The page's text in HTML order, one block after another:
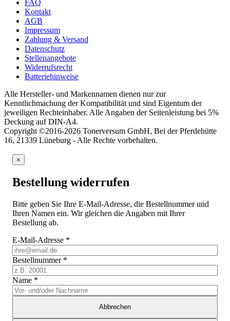
FAQ
Kontakt
AGB
Impressum
Zahlung & Versand
Datenschutz
Stellenangebote
Widerrufsrecht
Batteriehinweise
Alle Hersteller- und Markennamen dienen nur zur
Kenntlichmachung der Kompatibilität und sind Eigentum der
jeweiligen Rechteinhaber. Alle Angaben der Seitenleistung bei 5%
Deckung auf DIN-A4.
Copyright ©2016-2026 Tonerversum GmbH, Bei der Pferdehütte
16, 21339 Lüneburg - Alle Rechte vorbehalten.
×
Bestellung widerrufen
Bitte geben Sie Ihre E-Mail-Adresse, die Bestellnummer und
Ihren Namen ein. Wir gleichen die Angaben mit Ihrer
Bestellung ab.
E-Mail-Adresse *
Bestellnummer *
Name *
Abbrechen